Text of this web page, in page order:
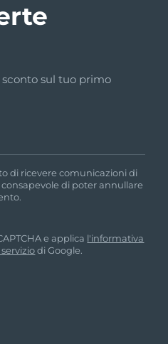
sconto sul tuo primo
di ricevere comunicazioni di
di poter annullare
e applica l'informativa
di Google.